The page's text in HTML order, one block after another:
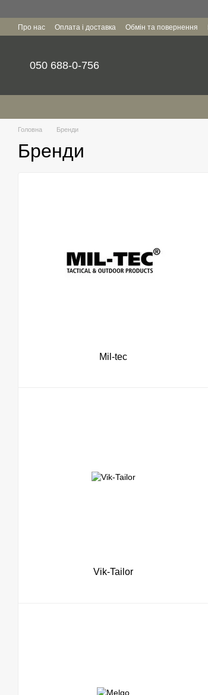
Про нас Оплата і доставка Обмін та повернення
050 688-0-756
Головна Бренди
Бренди
Mil-tec
Vik-Tailor